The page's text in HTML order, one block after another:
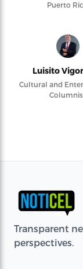
Puerto
Luisito
Cultural and
Transparent
perspectives.